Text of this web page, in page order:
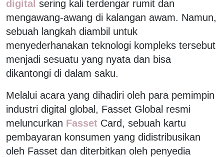
digital sering kali terdengar rumit dan
mengawang-awang di kalangan awam. Namun,
sebuah langkah diambil untuk
menyederhanakan teknologi kompleks tersebut
menjadi sesuatu yang nyata dan bisa
dikantongi di dalam saku.
Melalui acara yang dihadiri oleh para pemimpin
industri digital global, Fasset Global resmi
meluncurkan Fasset Card, sebuah kartu
pembayaran konsumen yang didistribusikan
oleh Fasset dan diterbitkan oleh penyedia